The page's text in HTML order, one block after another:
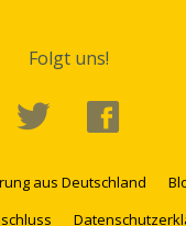
Folgt uns!
aus Deutschland